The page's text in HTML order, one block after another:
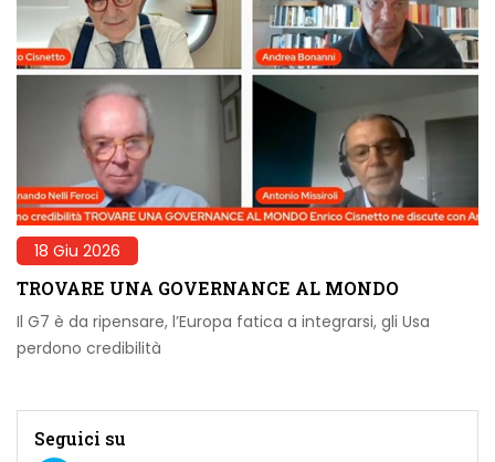
18 Giu 2026
TROVARE UNA GOVERNANCE AL MONDO
Il G7 è da ripensare, l’Europa fatica a integrarsi, gli Usa
perdono credibilità
Seguici su